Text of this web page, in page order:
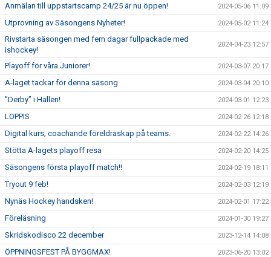
Anmälan till uppstartscamp 24/25 är nu öppen! 2024-05-06 11:09
Utprovning av Säsongens Nyheter! 2024-05-02 11:24
Rivstarta säsongen med fem dagar fullpackade med
ishockey!
2024-04-23 12:57
Playoff för våra Juniorer! 2024-03-07 20:17
A-laget tackar för denna säsong 2024-03-04 20:10
”Derby” i Hallen! 2024-03-01 12:23
LOPPIS 2024-02-26 12:18
Digital kurs; coachande föreldraskap på teams. 2024-02-22 14:26
Stötta A-lagets playoff resa 2024-02-20 14:25
Säsongens första playoff match!! 2024-02-19 18:11
Tryout 9 feb! 2024-02-03 12:19
Nynäs Hockey handsken! 2024-02-01 17:22
Föreläsning 2024-01-30 19:27
Skridskodisco 22 december 2023-12-14 14:08
ÖPPNINGSFEST PÅ BYGGMAX! 2023-06-20 13:02